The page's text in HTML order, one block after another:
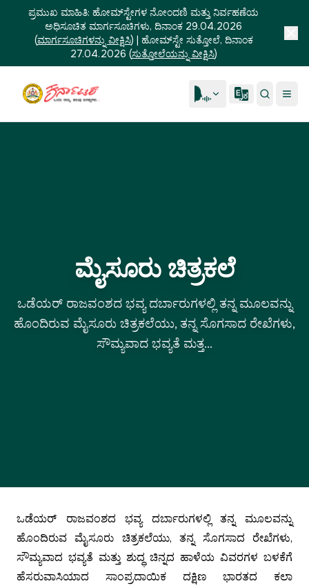
ಪ್ರಮುಖ ಮಾಹಿತಿ: ಹೋಮ್‌ಸ್ಟೇಗಳ ನೋಂದಣಿ ಮತ್ತು ನಿರ್ವಹಣೆಯ
ಅಧಿಸೂಚಿತ ಮಾರ್ಗಸೂಚಿಗಳು, ದಿನಾಂಕ 29.04.2026
(ಮಾರ್ಗಸೂಚಿಗಳನ್ನು ವೀಕ್ಷಿಸಿ) | ಹೋಮ್‌ಸ್ಟೇ ಸುತ್ತೋಲೆ, ದಿನಾಂಕ
27.04.2026 (ಸುತ್ತೋಲೆಯನ್ನು ವೀಕ್ಷಿಸಿ)
ಮೈಸೂರು ಚಿತ್ರಕಲೆ
ಒಡೆಯರ್ ರಾಜವಂಶದ ಭವ್ಯ ದರ್ಬಾರುಗಳಲ್ಲಿ ತನ್ನ ಮೂಲವನ್ನು
ಹೊಂದಿರುವ ಮೈಸೂರು ಚಿತ್ರಕಲೆಯು, ತನ್ನ ಸೊಗಸಾದ ರೇಖೆಗಳು,
ಸೌಮ್ಯವಾದ ಭವ್ಯತೆ ಮತ್ತ...
ಒಡೆಯರ್ ರಾಜವಂಶದ ಭವ್ಯ ದರ್ಬಾರುಗಳಲ್ಲಿ ತನ್ನ ಮೂಲವನ್ನು
ಹೊಂದಿರುವ ಮೈಸೂರು ಚಿತ್ರಕಲೆಯು, ತನ್ನ ಸೊಗಸಾದ ರೇಖೆಗಳು,
ಸೌಮ್ಯವಾದ ಭವ್ಯತೆ ಮತ್ತು ಶುದ್ಧ ಚಿನ್ನದ ಹಾಳೆಯ ವಿವರಗಳ ಬಳಕೆಗೆ
ಹೆಸರುವಾಸಿಯಾದ ಸಾಂಪ್ರದಾಯಿಕ ದಕ್ಷಿಣ ಭಾರತದ ಕಲಾ